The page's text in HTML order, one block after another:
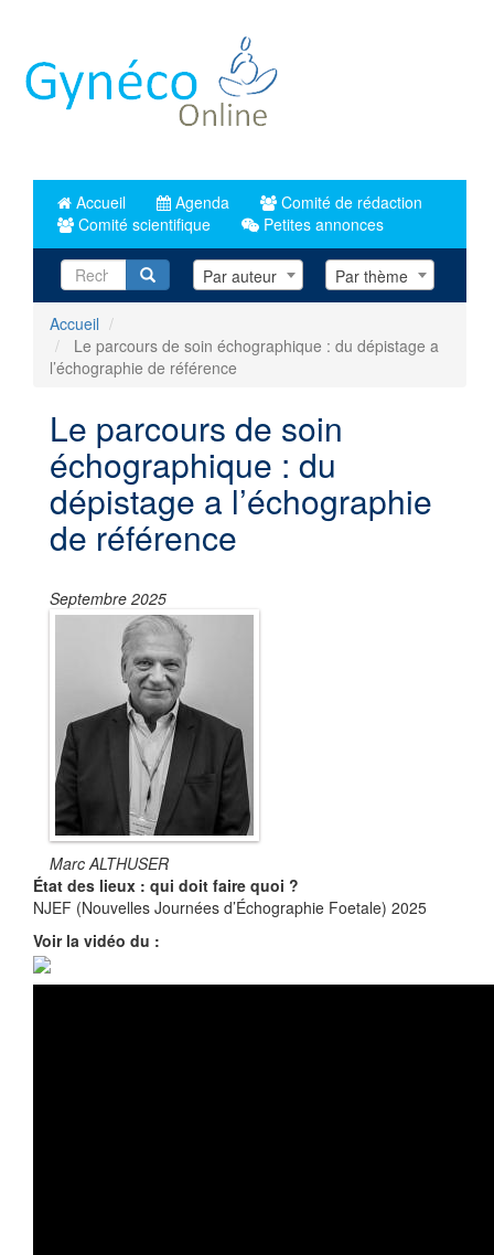
principal
Accueil Agenda
Comité de rédaction
Comité scientifique
Petites annonces
RecherchePar auteur Par thème
Accueil
Le parcours de soin échographique : du dépistage a
l’échographie de référence
Le parcours de soin
échographique : du
dépistage a l’échographie
de référence
Septembre 2025
Marc ALTHUSER
État des lieux : qui doit faire quoi ?
NJEF (Nouvelles Journées d’Échographie Foetale) 2025
Voir la vidéo du :